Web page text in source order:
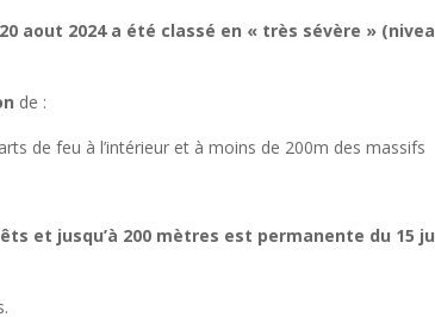
aout 2024 a été classé en « très sévère »
de :
de feu à l’intérieur et à moins de 200m des massifs
et jusqu’à 200 mètres est permanente du 15